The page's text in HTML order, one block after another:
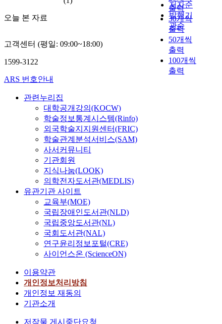
오늘 본 자료
저자순
발행기
관순
출력
30개씩
출력
50개씩
출력
100개씩
출력
고객센터 (평일: 09:00~18:00)
1599-3122
ARS 번호안내
관련누리집
대학공개강의(KOCW)
학술정보통계시스템(Rinfo)
외국학술지지원센터(FRIC)
학술관계분석서비스(SAM)
사서커뮤니티
기관회원
지식나눔(LOOK)
의학전자도서관(MEDLIS)
유관기관 사이트
교육부(MOE)
국립장애인도서관(NLD)
국립중앙도서관(NL)
국회도서관(NAL)
연구윤리정보포털(CRE)
사이언스온 (ScienceON)
이용약관
개인정보처리방침
개인정보 재동의
기관소개
저작물 게시중단요청